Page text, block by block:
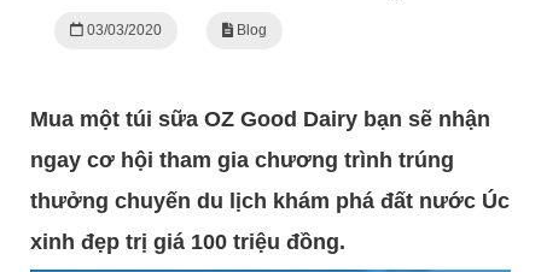
03/03/2020 Blog
Mua một túi sữa OZ Good Dairy bạn sẽ nhận
ngay cơ hội tham gia chương trình trúng
thưởng chuyến du lịch khám phá đất nước Úc
xinh đẹp trị giá 100 triệu đồng.